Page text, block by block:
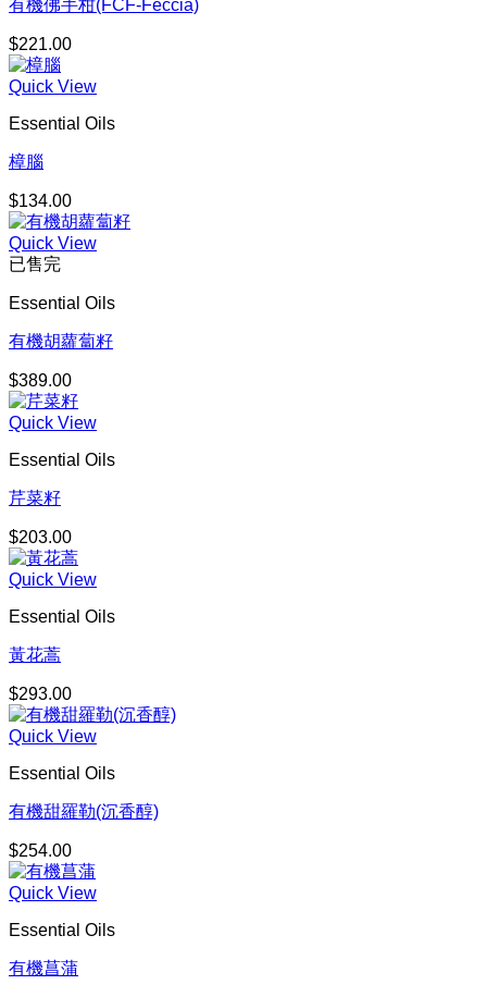
有機佛手柑(FCF-Feccia)
$221.00
Quick View
Essential Oils
樟腦
$134.00
Quick View
已售完
Essential Oils
有機胡蘿蔔籽
$389.00
Quick View
Essential Oils
芹菜籽
$203.00
Quick View
Essential Oils
黃花蒿
$293.00
Quick View
Essential Oils
有機甜羅勒(沉香醇)
$254.00
Quick View
Essential Oils
有機菖蒲